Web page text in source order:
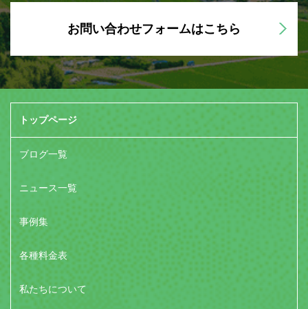
お問い合わせフォームはこちら
トップページ
ブログ一覧
ニュース一覧
事例集
各種料金表
私たちについて